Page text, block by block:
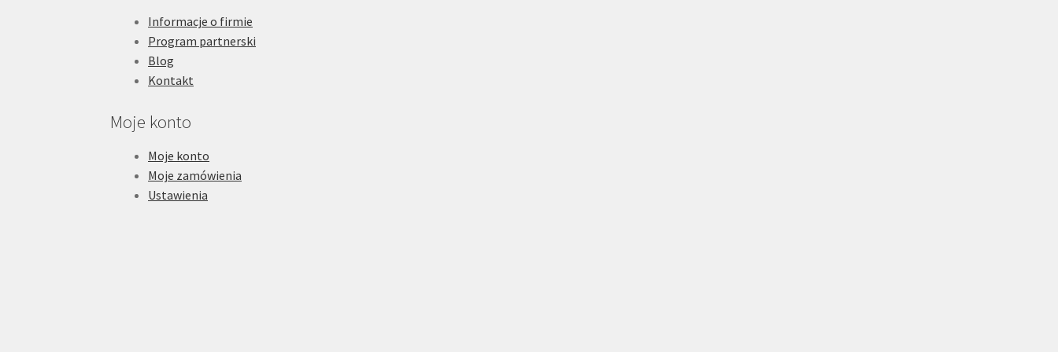
Informacje o firmie
Program partnerski
Blog
Kontakt
Moje konto
Moje konto
Moje zamówienia
Ustawienia